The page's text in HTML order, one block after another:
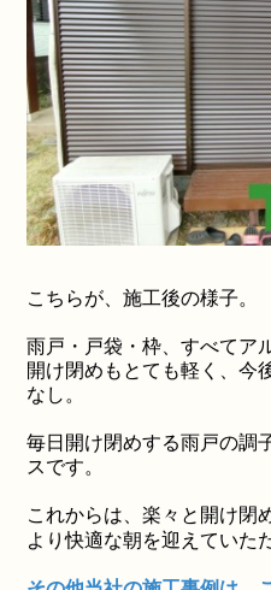
▲リフォー
こちらが、施工後の様子。
雨戸・戸袋・枠、すべてア
開け閉めもとても軽く、今
なし。
毎日開け閉めする雨戸の調
スです。
これからは、楽々と開け閉
より快適な朝を迎えていた